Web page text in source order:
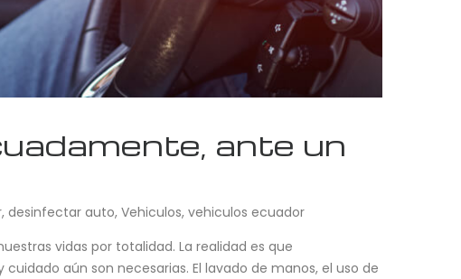
ante un
, desinfectar auto, Vehiculos, vehiculos ecuador
vidas por totalidad. La realidad es que
aún son necesarias. El lavado de manos, el uso de